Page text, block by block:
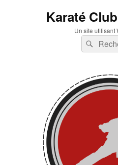
Karaté
Un site utilisant